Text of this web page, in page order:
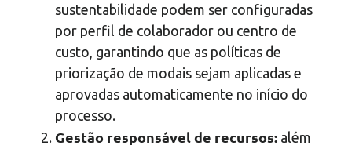
sustentabilidade podem ser configuradas
por perfil de colaborador ou centro de
custo, garantindo que as políticas de
priorização de modais sejam aplicadas e
aprovadas automaticamente no início do
processo.
Gestão responsável de recursos: além